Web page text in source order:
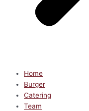
Home
Burger
Catering
Team